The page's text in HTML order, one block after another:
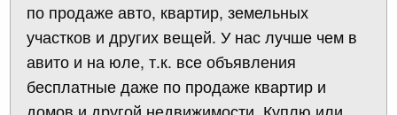
по продаже авто, квартир, земельных
участков и других вещей. У нас лучше чем в
авито и на юле, т.к. все объявления
бесплатные даже по продаже квартир и